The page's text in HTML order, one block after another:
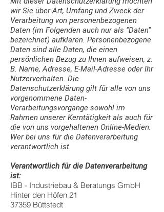
wir Sie über Art, Umfang und Zweck der
Verarbeitung von personenbezogenen
Daten (im Folgenden auch nur als "Daten"
bezeichnet) aufklären. Personenbezogene
Daten sind alle Daten, die einen
persönlichen Bezug zu Ihnen aufweisen, z.
B. Name, Adresse, E-Mail-Adresse oder Ihr
Nutzerverhalten. Die
Datenschutzerklärung gilt für alle von uns
vorgenommene Daten-
Verarbeitungsvorgänge sowohl im
Rahmen unserer Kerntätigkeit als auch für
die von uns vorgehaltenen Online-Medien.
Wer bei uns für die Datenverarbeitung
verantwortlich ist
Verantwortlich für die Datenverarbeitung
ist:
IBB - Industriebau & Beratungs GmbH
Hinter den Höfen 21
37359 Büttstedt